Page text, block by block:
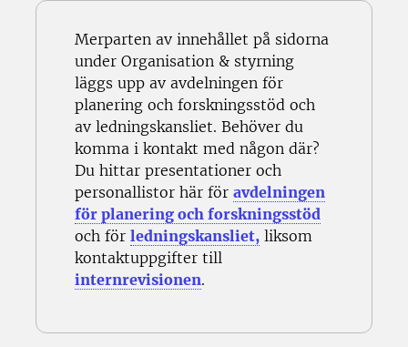
Merparten av innehållet på sidorna
under Organisation & styrning
läggs upp av avdelningen för
planering och forskningsstöd och
av ledningskansliet. Behöver du
komma i kontakt med någon där?
Du hittar presentationer och
personallistor här för avdelningen
för planering och forskningsstöd
och för ledningskansliet, liksom
kontaktuppgifter till
internrevisionen.